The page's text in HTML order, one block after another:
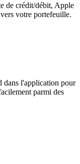
de crédit/débit, Apple
votre portefeuille.
dans l'application pour
parmi des